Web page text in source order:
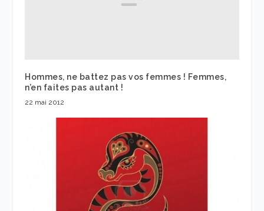
Hommes, ne battez pas vos femmes ! Femmes,
n’en faites pas autant !
22 mai 2012